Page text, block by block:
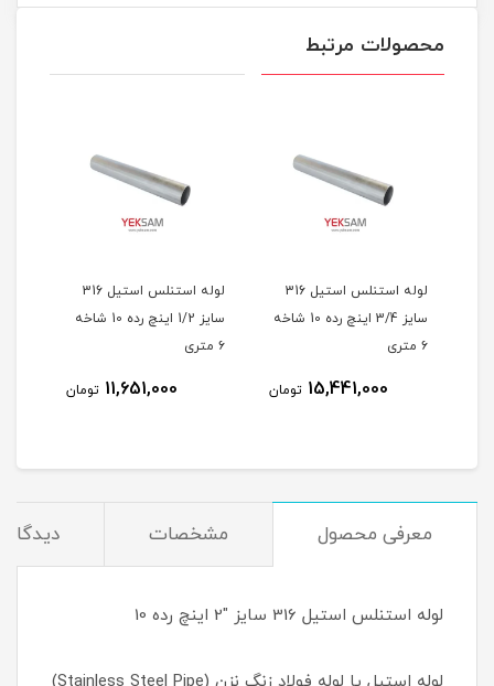
محصولات مرتبط
لوله استنلس استیل 316
سایز 3/4 اینچ رده 10 شاخه
۶ متری
15,441,000 تومان
لوله استنلس استیل 316
سایز 1/2 اینچ رده 10 شاخه
۶ متری
11,651,000 تومان
معرفی محصول مشخصات
لوله استنلس استیل 316 سایز "2 اینچ رده 10